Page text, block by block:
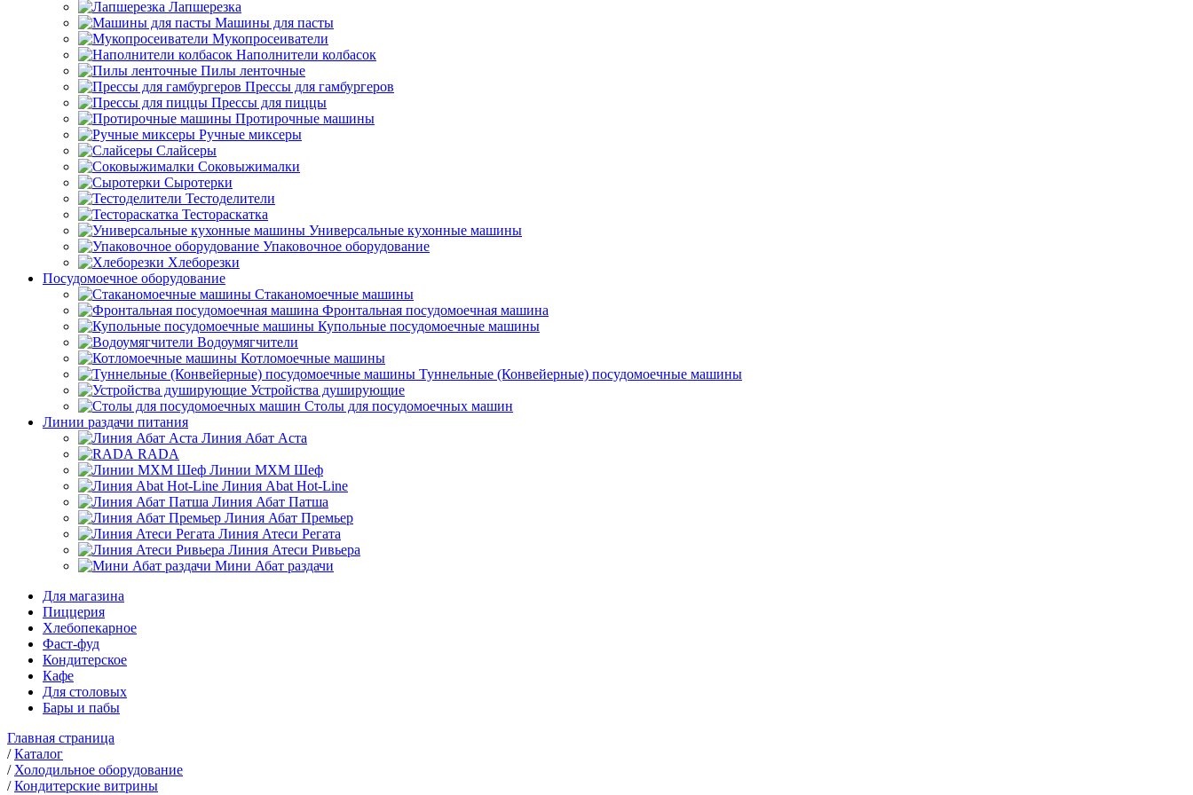
Лапшерезка
Машины для пасты
Мукопросеиватели
Наполнители колбасок
Пилы ленточные
Прессы для гамбургеров
Прессы для пиццы
Протирочные машины
Ручные миксеры
Слайсеры
Соковыжималки
Сыротерки
Тестоделители
Тестораскатка
Универсальные кухонные машины
Упаковочное оборудование
Хлеборезки
Посудомоечное оборудование
Стаканомоечные машины
Фронтальная посудомоечная машина
Купольные посудомоечные машины
Водоумягчители
Котломоечные машины
Туннельные (Конвейерные) посудомоечные машины
Устройства душирующие
Столы для посудомоечных машин
Линии раздачи питания
Линия Абат Аста
RADA
Линии МХМ Шеф
Линия Abat Hot-Line
Линия Абат Патша
Линия Абат Премьер
Линия Атеси Регата
Линия Атеси Ривьера
Мини Абат раздачи
Для магазина
Пиццерия
Хлебопекарное
Фаст-фуд
Кондитерское
Кафе
Для столовых
Бары и пабы
Главная страница
/Каталог
/ Холодильное оборудование
/Кондитерские витрины